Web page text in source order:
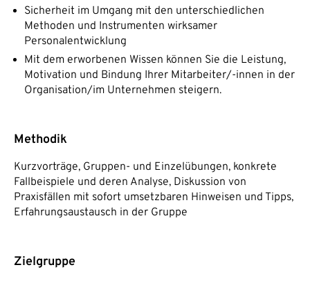
Sicherheit im Umgang mit den unterschiedlichen
Methoden und Instrumenten wirksamer
Personalentwicklung
Mit dem erworbenen Wissen können Sie die Leistung,
Motivation und Bindung Ihrer Mitarbeiter/-innen in der
Organisation/im Unternehmen steigern.
Methodik
Kurzvorträge, Gruppen- und Einzelübungen, konkrete
Fallbeispiele und deren Analyse, Diskussion von
Praxisfällen mit sofort umsetzbaren Hinweisen und Tipps,
Erfahrungsaustausch in der Gruppe
Zielgruppe